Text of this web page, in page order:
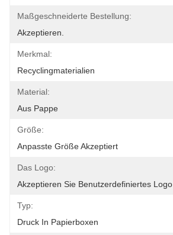
Maßgeschneiderte Bestellung:
Akzeptieren.
Merkmal:
Recyclingmaterialien
Material:
Aus Pappe
Größe:
Anpasste Größe Akzeptiert
Das Logo:
Akzeptieren Sie Benutzerdefiniertes Logo
Typ:
Druck In Papierboxen